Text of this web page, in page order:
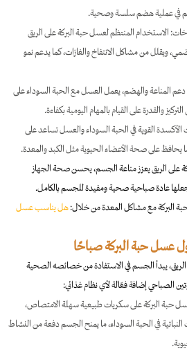
في عملية هضم سلسة وصحية.
الاستخدام المنتظم لعسل حبة البركة على الريق
ويقلل من مشاكل الانتفاخ والغازات، كما يدعم نمو
دعم المناعة والهضم، يعمل العسل مع الحبة السوداء على
والقدرة على القيام بالمهام اليومية بكفاءة.
القوية في الحبة السوداء والعسل تساعد على
يحافظ على صحة الأعضاء الحيوية مثل الكبد والمعدة.
على الريق يعزز مناعة الجسم، يحسن صحة الجهاز
عادة صباحية صحية ومفيدة للجسم بالكامل.
البركة مع مشاكل المعدة من خلال:هل يناسب عسل
عسل حبة البركة صباحًا
يبدأ الجسم في الاستفادة من خصائصه الصحية
الصباحي إضافة فعّالة لأي نظام غذائي:
حبة البركة على سكريات طبيعية سهلة الامتصاص،
النباتية في الحبة السوداء، ما يمنح الجسم دفعة من النشاط